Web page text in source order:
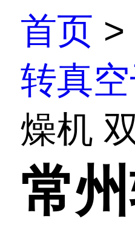
首页 >
转真
燥机
常